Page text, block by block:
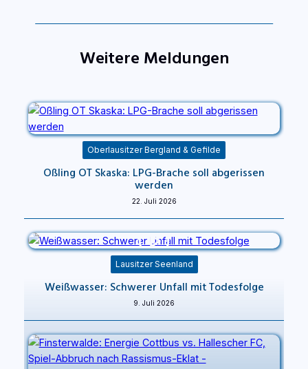
Weitere Meldungen
Oberlausitzer Bergland & Gefilde
Oßling OT Skaska: LPG-Brache soll abgerissen
werden
22. Juli 2026
Lausitzer Seenland
Weißwasser: Schwerer Unfall mit Todesfolge
9. Juli 2026